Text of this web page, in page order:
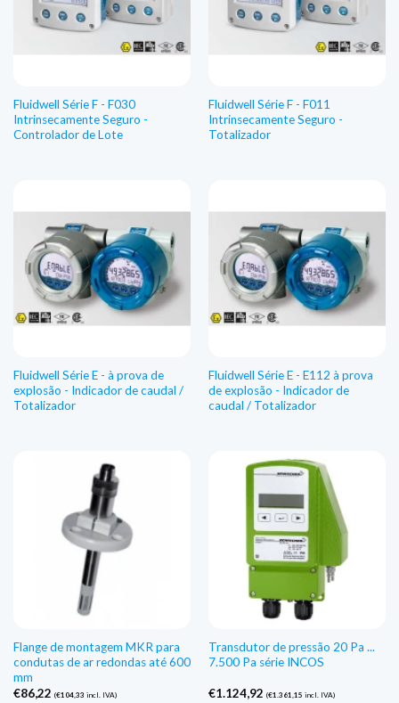
Fluidwell Série F - F030
Intrinsecamente Seguro -
Controlador de Lote
Fluidwell Série F - F011
Intrinsecamente Seguro -
Totalizador
Fluidwell Série E - à prova de
explosão - Indicador de caudal /
Totalizador
Fluidwell Série E - E112 à prova
de explosão - Indicador de
caudal / Totalizador
Flange de montagem MKR para
condutas de ar redondas até 600
mm
€86,22 (€104,33 incl. IVA)
Transdutor de pressão 20 Pa ...
7.500 Pa série INCOS
€1.124,92 (€1.361,15 incl. IVA)